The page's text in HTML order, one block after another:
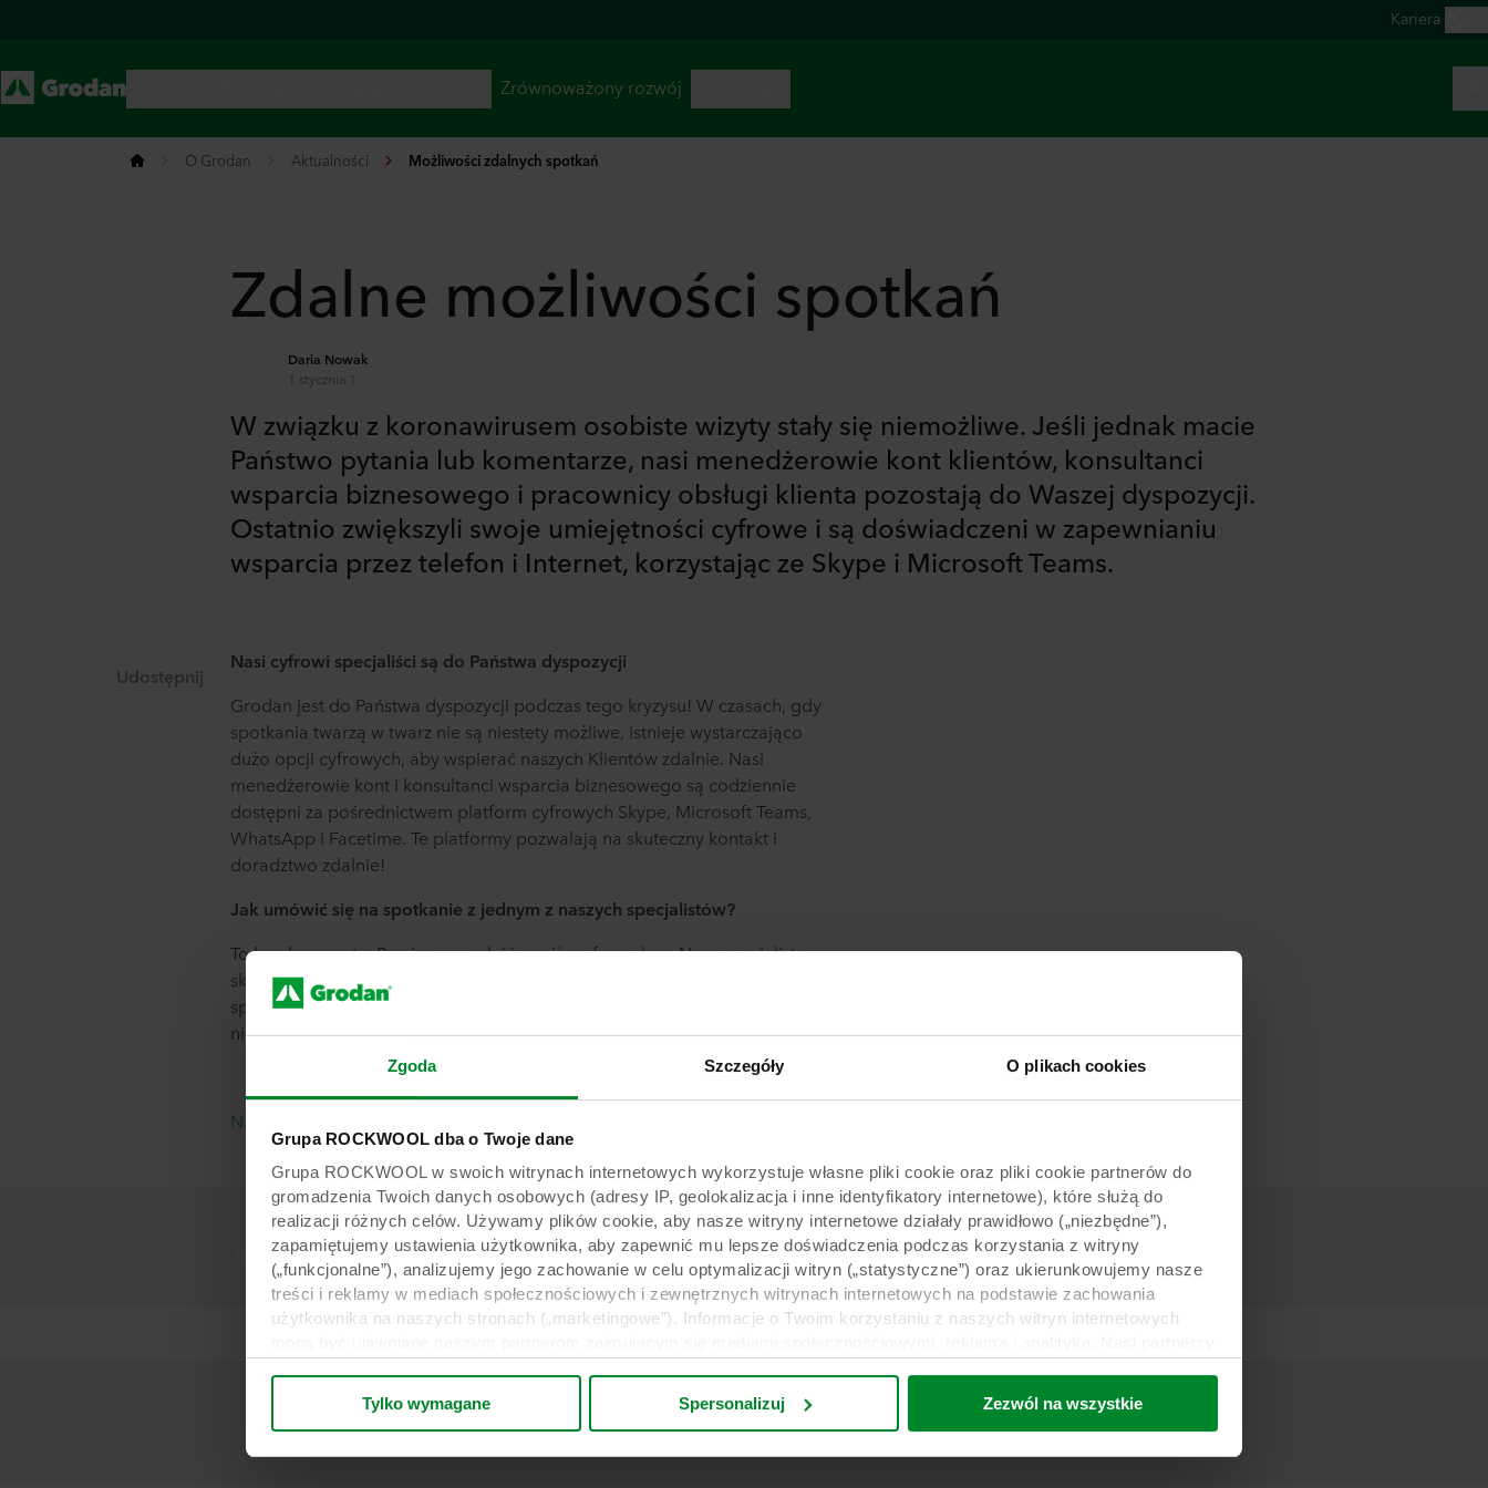
Zgoda Szczegóły O plikach cookies
Grupa ROCKWOOL dba o Twoje dane
Grupa ROCKWOOL w swoich witrynach internetowych wykorzystuje własne pliki cookie oraz pliki cookie partnerów do
gromadzenia Twoich danych osobowych (adresy IP, geolokalizacja i inne identyfikatory internetowe), które służą do
realizacji różnych celów. Używamy plików cookie, aby nasze witryny internetowe działały prawidłowo („niezbędne”),
zapamiętujemy ustawienia użytkownika, aby zapewnić mu lepsze doświadczenia podczas korzystania z witryny
(„funkcjonalne”), analizujemy jego zachowanie w celu optymalizacji witryn („statystyczne”) oraz ukierunkowujemy nasze
treści i reklamy w mediach społecznościowych i zewnętrznych witrynach internetowych na podstawie zachowania
użytkownika na naszych stronach („marketingowe”). Informacje o Twoim korzystaniu z naszych witryn internetowych
ramach korzystania z ich usług. Partner może mieć siedzibę w niezabezpieczonych krajach trzecich, między innymi w
Stanach Zjednoczonych, a akceptując pliki cookie przyjmujesz do wiadomości takie przesyłanie danych oraz fakt, że
Tylko wymagane Spersonalizuj Zezwól na wszystkie
O Grodan Aktualności Możliwości zdalnych spotkań
Zdalne możliwości spotkań
Daria Nowak
1 stycznia 1
W związku z koronawirusem osobiste wizyty stały się niemożliwe. Jeśli jednak macie
Państwo pytania lub komentarze, nasi menedżerowie kont klientów, konsultanci
wsparcia biznesowego i pracownicy obsługi klienta pozostają do Waszej dyspozycji.
Ostatnio zwiększyli swoje umiejętności cyfrowe i są doświadczeni w zapewnianiu
wsparcia przez telefon i Internet, korzystając ze Skype i Microsoft Teams.
Udostępnij
Nasi cyfrowi specjaliści są do Państwa dyspozycji
Grodan jest do Państwa dyspozycji podczas tego kryzysu! W czasach, gdy
spotkania twarzą w twarz nie są niestety możliwe, istnieje wystarczająco
dużo opcji cyfrowych, aby wspierać naszych Klientów zdalnie. Nasi
menedżerowie kont i konsultanci wsparcia biznesowego są codziennie
dostępni za pośrednictwem platform cyfrowych Skype, Microsoft Teams,
WhatsApp i Facetime. Te platformy pozwalają na skuteczny kontakt i
doradztwo zdalnie!
Jak umówić się na spotkanie z jednym z naszych specjalistów?
To bardzo proste. Prosimy wypełnić poniższy formularz. Nasz specjalista
skontaktuje się z Państwem jak najszybciej w celu umówienia się na wideo
spotkanie. Oczywiście spotkanie doradcze jest całkowicie bezpłatne i
niezobowiązujące. Pozdrawiamy i czekamy na kontakt!
Napisz do nas